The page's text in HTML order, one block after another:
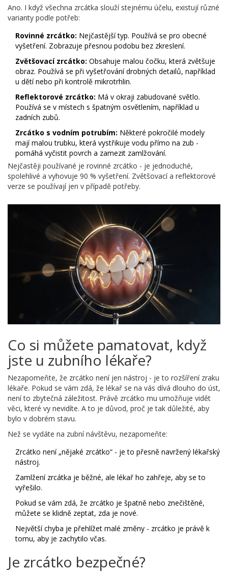
Ano. I když všechna zrcátka slouží stejnému účelu, existují různé
varianty podle potřeb:
Rovinné zrcátko: Nejčastější typ. Používá se pro obecné
vyšetření. Zobrazuje přesnou podobu bez zkreslení.
Zvětšovací zrcátko: Obsahuje malou čočku, která zvětšuje
obraz. Používá se při vyšetřování drobných detailů, například
u dětí nebo při kontrolě mikrotrhlin.
Reflektorové zrcátko: Má v okraji zabudované světlo.
Používá se v místech s špatným osvětlením, například u
zadních zubů.
Zrcátko s vodním potrubím: Některé pokročilé modely
mají malou trubku, která vystřikuje vodu přímo na zub -
pomáhá vyčistit povrch a zamezit zamlžování.
Nejčastěji používané je rovinné zrcátko - je jednoduché,
spolehlivé a vyhovuje 90 % vyšetření. Zvětšovací a reflektorové
verze se používají jen v případě potřeby.
Co si můžete pamatovat, když
jste u zubního lékaře?
Nezapomeňte, že zrcátko není jen nástroj - je to rozšíření zraku
lékaře. Pokud se vám zdá, že lékař se na vás dívá dlouho do úst,
není to zbytečná záležitost. Právě zrcátko mu umožňuje vidět
věci, které vy nevidíte. A to je důvod, proč je tak důležité, aby
bylo v dobrém stavu.
Než se vydáte na zubní návštěvu, nezapomeňte:
Zrcátko není „nějaké zrcátko“ - je to přesně navržený lékařský
nástroj.
Zamlžení zrcátka je běžné, ale lékař ho zahřeje, aby se to
vyřešilo.
Pokud se vám zdá, že zrcátko je špatně nebo znečištěné,
můžete se klidně zeptat, zda je nové.
Největší chyba je přehlížet malé změny - zrcátko je právě k
tomu, aby je zachytilo včas.
Je zrcátko bezpečné?